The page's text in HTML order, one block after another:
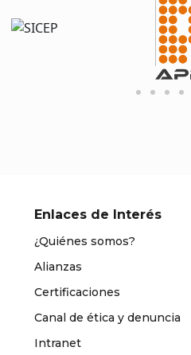
Enlaces de Interés
¿Quiénes somos?
Alianzas
Certificaciones
Canal de ética y denuncia
Intranet